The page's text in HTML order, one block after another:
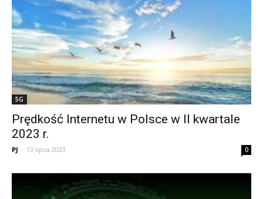
5G
Prędkość Internetu w Polsce w II kwartale
2023 r.
PJ - 13 lipca 2023 0